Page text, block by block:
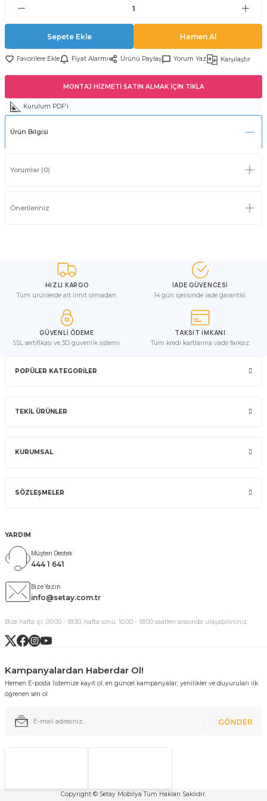
Sepete Ekle Hemen Al
Fiyat Alarmı Ürünü Paylaş Yorum Yaz Karşılaştır
MONTAJ HİZMETİ SATIN ALMAK İÇİN TIKLA
Kurulum PDF'i
Ürün Bilgisi
Yorumlar (0)
Önerileriniz
HIZLI KARGO
Tüm ürünlerde alt limit olmadan.
İADE GÜVENCESİ
14 gün içerisinde iade garantisi.
GÜVENLİ ÖDEME
SSL sertifikası ve 3D güvenlik sistemi.
TAKSİT İMKANI
Tüm kredi kartlarına vade farksız.
POPÜLER KATEGORİLER
TEKİL ÜRÜNLER
KURUMSAL
SÖZLEŞMELER
YARDIM
Müşteri Destek
444 1 641
Bize Yazın
info@setay.com.tr
Bize hafta içi: 09:00 - 18:30, hafta sonu: 10:00 - 18:00 saatleri arasında ulaşabilirsiniz.
Kampanyalardan Haberdar Ol!
Hemen E-posta listemize kayıt ol, en güncel kampanyalar, yenilikler ve duyuruları ilk
öğrenen sen ol.
GÖNDER
Copyright © Setay Mobilya Tüm Hakları Saklıdır.